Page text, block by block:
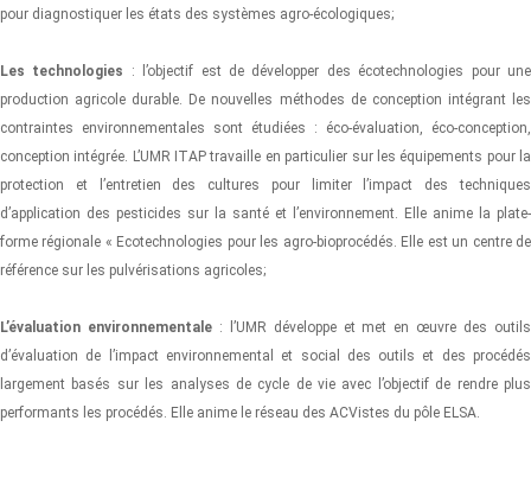
pour diagnostiquer les états des systèmes agro-écologiques;
Les technologies
: l’objectif est de développer des écotechnologies pour une
production agricole durable. De nouvelles méthodes de conception intégrant les
contraintes environnementales sont étudiées : éco-évaluation, éco-conception,
conception intégrée. L’UMR ITAP travaille en particulier sur les équipements pour la
protection et l’entretien des cultures pour limiter l’impact des techniques
d’application des pesticides sur la santé et l’environnement. Elle anime la plate-
forme régionale « Ecotechnologies pour les agro-bioprocédés. Elle est un centre de
référence sur les pulvérisations agricoles;
L’évaluation environnementale: l’UMR développe et met en œuvre des outils
d’évaluation de l’impact environnemental et social des outils et des procédés
largement basés sur les analyses de cycle de vie avec l’objectif de rendre plus
performants les procédés. Elle anime le réseau des ACVistes du pôle ELSA.